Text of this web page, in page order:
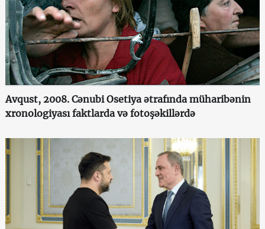
Avqust, 2008. Cənubi Osetiya ətrafında müharibənin
xronologiyası faktlarda və fotoşəkillərdə